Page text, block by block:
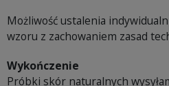
Możliwość ustalenia
wzoru z zachowaniem zasad
Wykończenie
Próbki skór naturalnych